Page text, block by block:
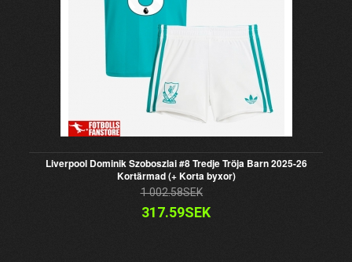
Liverpool Dominik Szoboszlai #8 Tredje Tröja Barn 2025-26
Kortärmad (+ Korta byxor)
1 002.58SEK
317.59SEK